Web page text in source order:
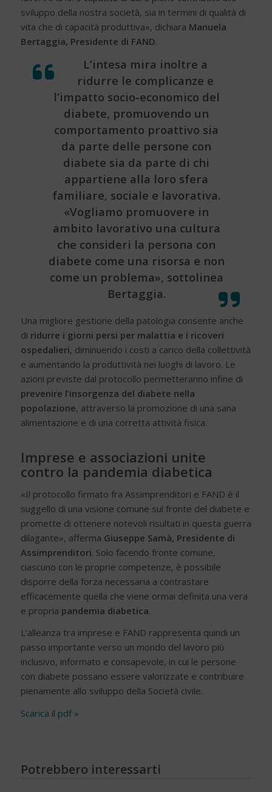
sviluppo della nostra società, sia in termini di qualità di
vita che di capacità produttiva», dichiara Manuela
Bertaggia, Presidente di FAND.
L’intesa mira inoltre a
ridurre le complicanze e
l’impatto socio-economico del
diabete, promuovendo un
comportamento proattivo sia
da parte delle persone con
diabete sia da parte di chi
appartiene alla loro sfera
familiare, sociale e lavorativa.
«Vogliamo promuovere in
ambito lavorativo una cultura
che consideri la persona con
diabete come una risorsa e non
come un problema», sottolinea
Bertaggia.
Una migliore gestione della patologia consente anche
di ridurre i giorni persi per malattia e i ricoveri
ospedalieri, diminuendo i costi a carico della collettività
e aumentando la produttività nei luoghi di lavoro. Le
azioni previste dal protocollo permetteranno infine di
prevenire l’insorgenza del diabete nella
popolazione, attraverso la promozione di una sana
alimentazione e di una corretta attività fisica.
Imprese e associazioni unite
contro la pandemia diabetica
«Il protocollo firmato fra Assimprenditori e FAND è il
suggello di una visione comune sul fronte del diabete e
promette di ottenere notevoli risultati in questa guerra
dilagante», afferma Giuseppe Samà, Presidente di
Assimprenditori. Solo facendo fronte comune,
ciascuno con le proprie competenze, è possibile
disporre della forza necessaria a contrastare
efficacemente quella che viene ormai definita una vera
e propria pandemia diabetica.
L’alleanza tra imprese e FAND rappresenta quindi un
passo importante verso un mondo del lavoro più
inclusivo, informato e consapevole, in cui le persone
con diabete possano essere valorizzate e contribuire
pienamente allo sviluppo della Società civile.
Scarica il pdf »
Potrebbero interessarti